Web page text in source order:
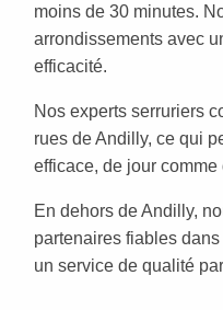
moins de 30 minutes.
arrondissements avec
efficacité.
Nos experts serruriers
rues de Andilly, ce qui
efficace, de jour comme
En dehors de Andilly,
partenaires fiables
un service de qualité